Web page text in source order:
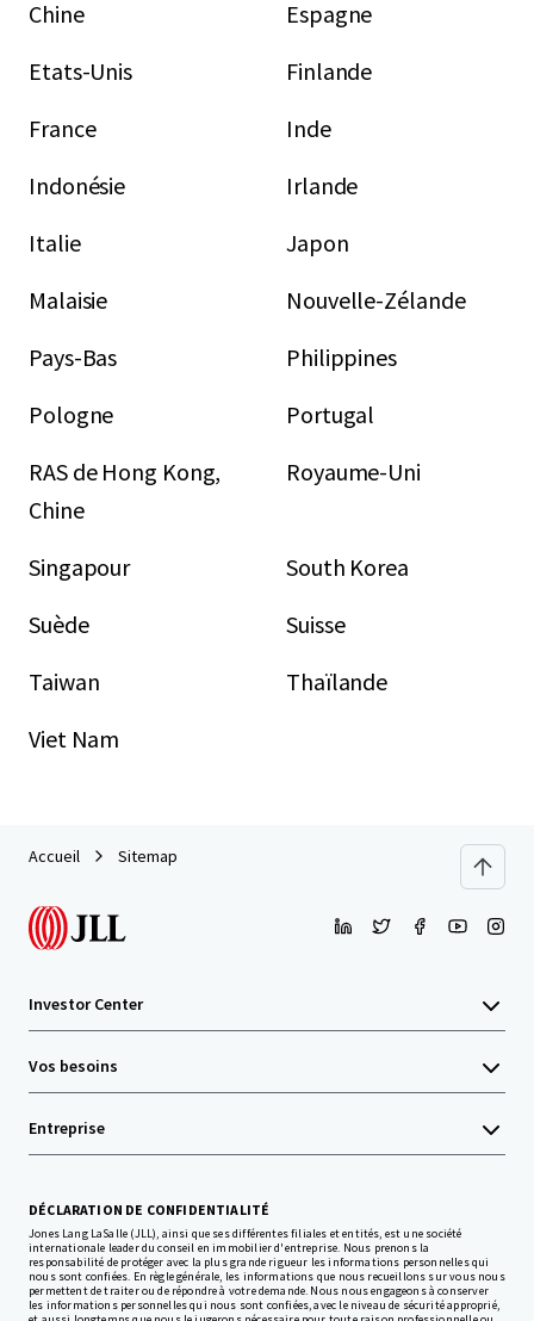
Chine
Espagne
Etats-Unis
Finlande
France
Inde
Indonésie
Irlande
Italie
Japon
Malaisie
Nouvelle-Zélande
Pays-Bas
Philippines
Pologne
Portugal
RAS de Hong Kong,
Chine
Royaume-Uni
Singapour
South Korea
Suède
Suisse
Taiwan
Thaïlande
Viet Nam
Accueil Sitemap
Investor Center
Vos besoins
Entreprise
DÉCLARATION DE CONFIDENTIALITÉ
Jones Lang LaSalle (JLL), ainsi que ses différentes filiales et entités, est une société
internationale leader du conseil en immobilier d'entreprise. Nous prenons la
responsabilité de protéger avec la plus grande rigueur les informations personnelles qui
nous sont confiées. En règle générale, les informations que nous recueillons sur vous nous
permettent de traiter ou de répondre à votre demande. Nous nous engageons à conserver
les informations personnelles qui nous sont confiées, avec le niveau de sécurité approprié,